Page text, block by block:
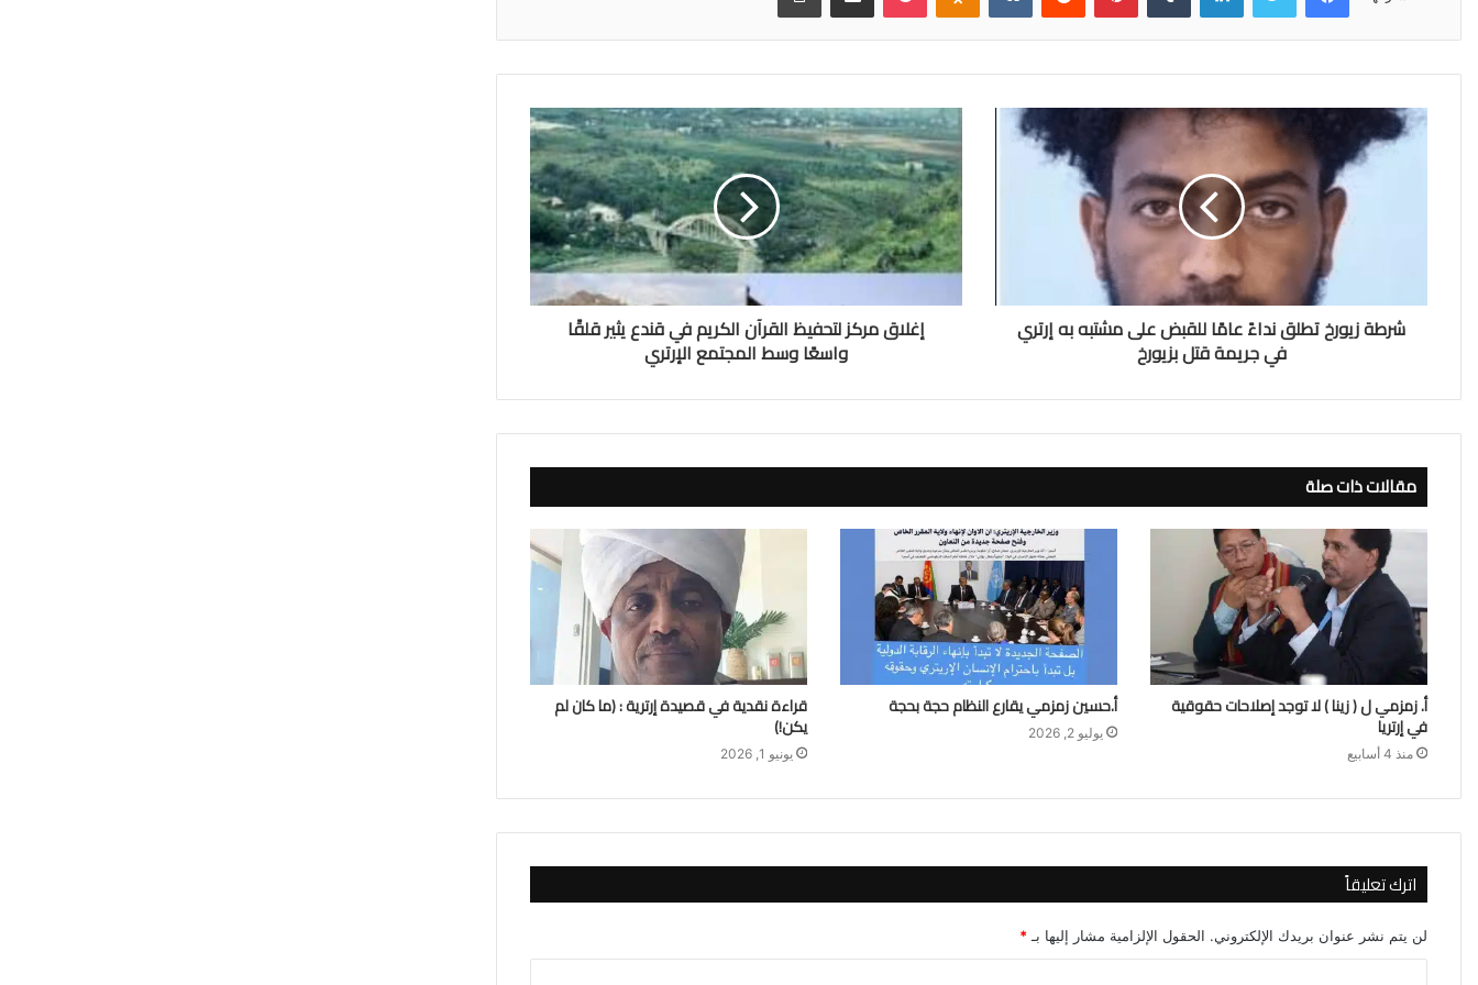
شرطة زيورخ تطلق نداءً عامًا للقبض على مشتبه به إرتري
في جريمة قتل بزيورخ
إغلاق مركز لتحفيظ القرآن الكريم في قندع يثير قلقًا
واسعًا وسط المجتمع الإرتري
مقالات ذات صلة
أ. زمزمي ل ( زينا ) لا توجد إصلاحات حقوقية
في إرتريا
منذ 4 أسابيع
أ.حسين زمزمي يقارع النظام حجة بحجة
يوليو 2, 2026
قراءة نقدية في قصيدة إرترية : (ما كان لم
يكن!)
يونيو 1, 2026
اترك تعليقاً
لن يتم نشر عنوان بريدك الإلكتروني. الحقول الإلزامية مشار إليها بـ *